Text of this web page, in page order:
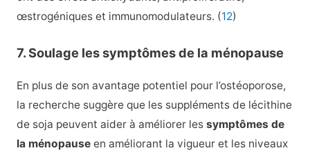
œstrogéniques et immunomodulateurs. (12)
7. Soulage les symptômes de la ménopause
En plus de son avantage potentiel pour l’ostéoporose,
la recherche suggère que les suppléments de lécithine
de soja peuvent aider à améliorer les symptômes de
la ménopause en améliorant la vigueur et les niveaux